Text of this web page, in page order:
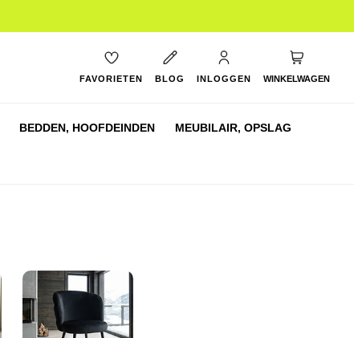
FAVORIETEN BLOG INLOGGEN WINKELWAGEN
BEDDEN, HOOFDEINDEN MEUBILAIR, OPSLAG